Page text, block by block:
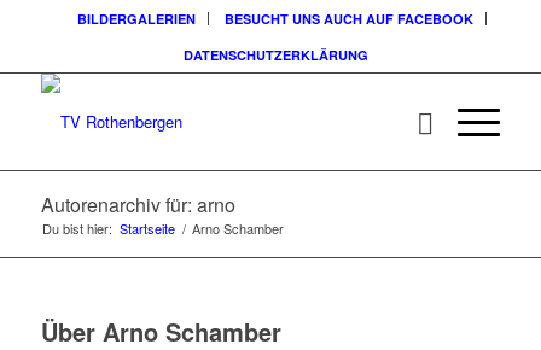
BILDERGALERIEN
BESUCHT UNS AUCH AUF FACEBOOK
DATENSCHUTZERKLÄRUNG
Autorenarchiv für: arno
Du bist hier: Startseite / Arno Schamber
Über Arno Schamber